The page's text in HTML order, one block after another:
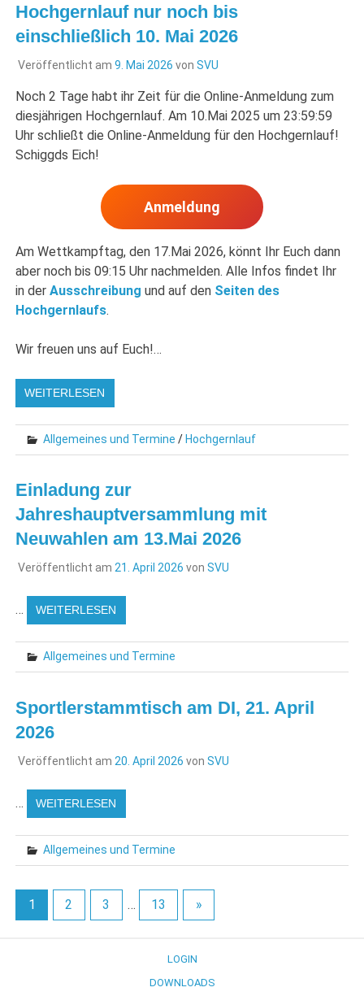
Hochgernlauf nur noch bis
einschließlich 10. Mai 2026
Veröffentlicht am 9. Mai 2026 von SVU
Noch 2 Tage habt ihr Zeit für die Online-Anmeldung zum
diesjährigen Hochgernlauf. Am 10.Mai 2025 um 23:59:59
Uhr schließt die Online-Anmeldung für den Hochgernlauf!
Schiggds Eich!
Anmeldung
Am Wettkampftag, den 17.Mai 2026, könnt Ihr Euch dann
aber noch bis 09:15 Uhr nachmelden. Alle Infos findet Ihr
in derAusschreibung und auf den Seiten des
Hochgernlaufs.
Wir freuen uns auf Euch!…
WEITERLESEN
Allgemeines und Termine /Hochgernlauf
Einladung zur
Jahreshauptversammlung mit
Neuwahlen am 13.Mai 2026
Veröffentlicht am 21. April 2026 von SVU
… WEITERLESEN
Allgemeines und Termine
Sportlerstammtisch am DI, 21. April
2026
Veröffentlicht am 20. April 2026 von SVU
… WEITERLESEN
Allgemeines und Termine
1 2 3 … 13 »
LOGIN
DOWNLOADS